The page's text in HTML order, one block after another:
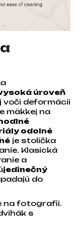
úroveň
voči deformácii
mäkkej na
odolné
je stolička
Klasická
a
jedinečný
do
na fotografii.
s